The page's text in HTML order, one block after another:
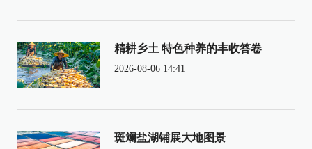
精耕乡土 特色种养的丰收答卷
2026-08-06 14:41
斑斓盐湖铺展大地图景